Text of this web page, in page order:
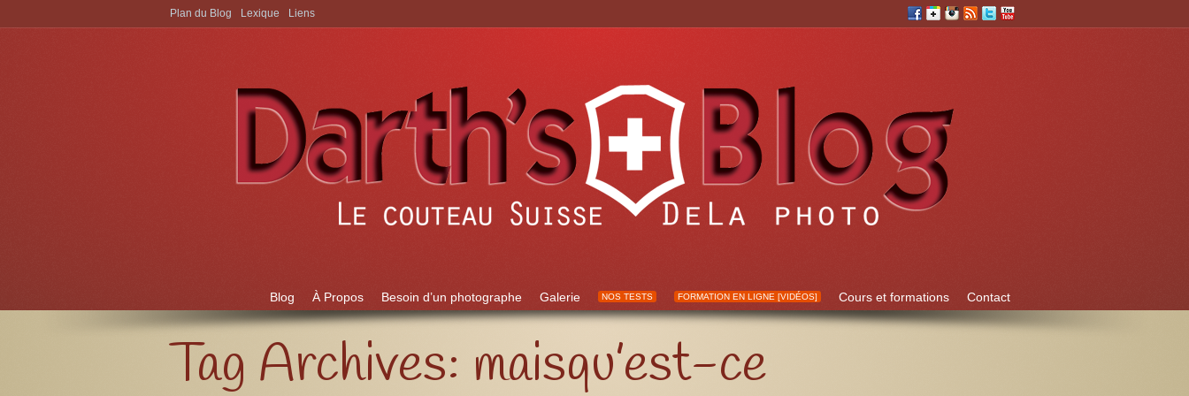
Aller à:
Blog À Propos Besoin d’un photographe Galerie NOS TESTS FORMATION EN LIGNE [VIDÉOS] Cours et formations Contact
Plan du Blog Lexique Liens
Tag Archives: maisqu’est-ce